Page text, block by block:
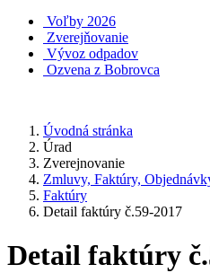
Voľby 2026
Zverejňovanie
Vývoz odpadov
Ozvena z Bobrovca
Úvodná stránka
Úrad
Zverejnovanie
Zmluvy, Faktúry,
Faktúry
Detail faktúry č.59-2017
Detail faktúry